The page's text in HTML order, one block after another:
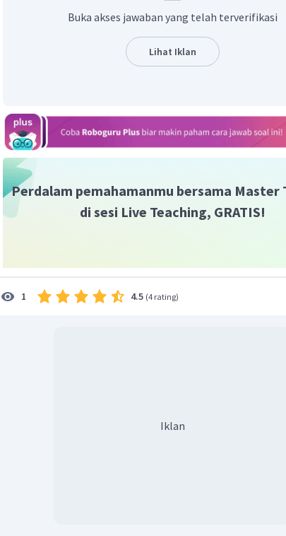
Buka akses jawaban yang telah terverifikasi
Lihat Iklan
Perdalam pemahamanmu bersama Master
di sesi Live Teaching, GRATIS!
1 4.5 (4 rating)
Iklan